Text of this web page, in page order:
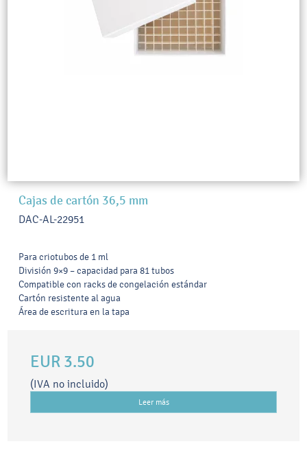
Cajas de cartón 36,5 mm
DAC-AL-22951
Para criotubos de 1 ml
División 9×9 – capacidad para 81 tubos
Compatible con racks de congelación estándar
Cartón resistente al agua
Área de escritura en la tapa
EUR 3.50
(IVA no incluido)
Leer más